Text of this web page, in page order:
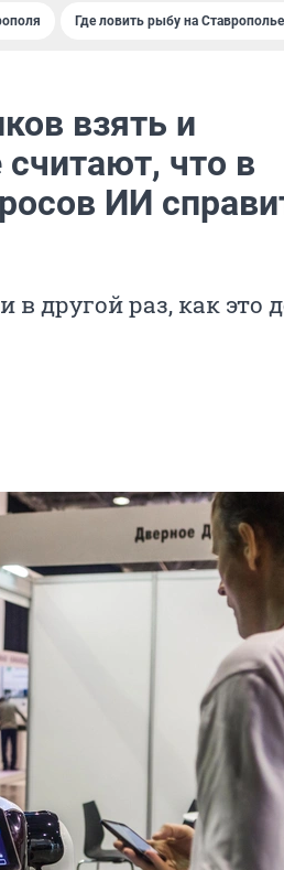
Где ловить рыбу на
взять и
что в
ИИ
в другой раз, как это